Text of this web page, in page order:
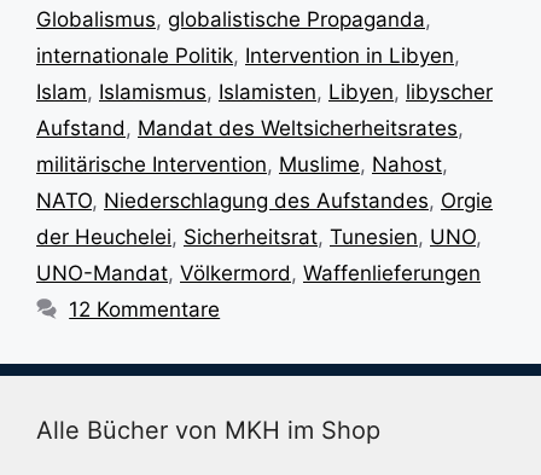
Globalismus, globalistische Propaganda,
internationale Politik, Intervention in Libyen,
Islam, Islamismus, Islamisten, Libyen, libyscher
Aufstand, Mandat des Weltsicherheitsrates,
militärische Intervention, Muslime, Nahost,
NATO, Niederschlagung des Aufstandes, Orgie
der Heuchelei, Sicherheitsrat, Tunesien, UNO,
UNO-Mandat, Völkermord, Waffenlieferungen
12 Kommentare
Alle Bücher von MKH im Shop